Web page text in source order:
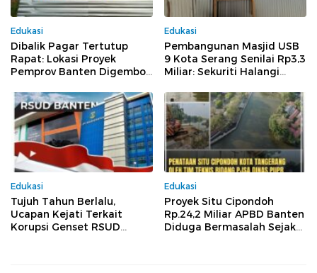
Edukasi
Dibalik Pagar Tertutup
Rapat: Lokasi Proyek
Pemprov Banten Digembok
Publik Dihalangi
Edukasi
Pembangunan Masjid USB
9 Kota Serang Senilai Rp3,3
Miliar: Sekuriti Halangi
Pelanggaran Menguat
Edukasi
Tujuh Tahun Berlalu,
Ucapan Kejati Terkait
Korupsi Genset RSUD
Edukasi
Proyek Situ Cipondoh
Rp.24,2 Miliar APBD Banten
Diduga Bermasalah Sejak